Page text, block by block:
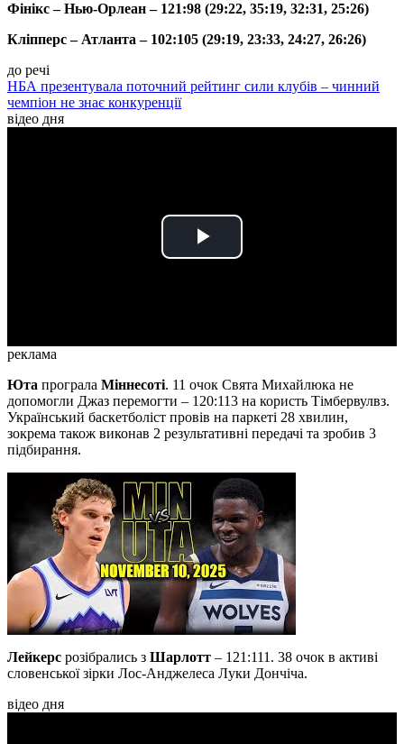
Фінікс – Нью-Орлеан – 121:98 (29:22, 35:19, 32:31, 25:26)
Кліпперс – Атланта – 102:105 (29:19, 23:33, 24:27, 26:26)
до речі
НБА презентувала поточний рейтинг сили клубів – чинний
чемпіон не знає конкуренції
відео дня
Play
реклама
Юта програла Міннесоті. 11 очок Свята Михайлюка не
допомогли Джаз перемогти – 120:113 на користь Тімбервулвз.
Український баскетболіст провів на паркеті 28 хвилин,
зокрема також виконав 2 результативні передачі та зробив 3
підбирання.
Лейкерс розібрались з Шарлотт – 121:111. 38 очок в активі
словенської зірки Лос-Анджелеса Луки Дончіча.
відео дня